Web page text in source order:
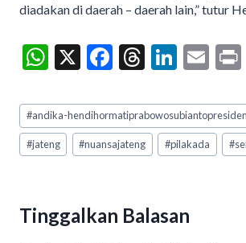
diadakan di daerah – daerah lain,” tutur
W
at
s
A
p
X
F
e
b
o
k
T
ea
ds
Li
ke
dI
n
E
ai
l
Post
Tags:
#andika-
#jateng #nuansajateng #pilakada #
Tinggalkan Balasan